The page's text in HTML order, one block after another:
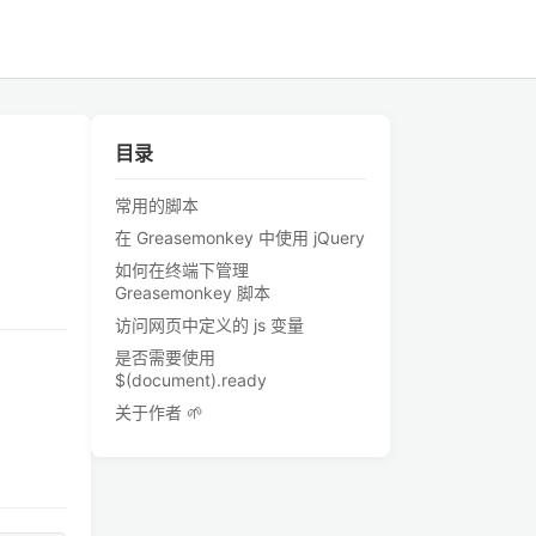
目录
常用的脚本
在 Greasemonkey 中使用 jQuery
如何在终端下管理
Greasemonkey 脚本
访问网页中定义的 js 变量
是否需要使用
$(document).ready
关于作者 🌱